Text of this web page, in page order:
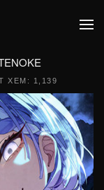
XEM: 1,139